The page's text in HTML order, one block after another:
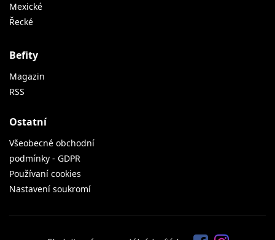
Mexické
Řecké
Befity
Magazin
RSS
Ostatní
Všeobecné obchodní
podmínky - GDPR
Používaní cookies
Nastavení soukromí